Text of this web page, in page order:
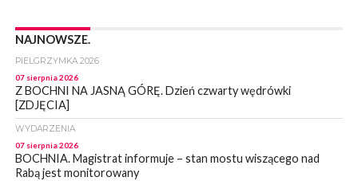
NAJNOWSZE.
PIELGRZYMKA 2026
07 sierpnia 2026
Z BOCHNI NA JASNĄ GÓRĘ. Dzień czwarty wędrówki
[ZDJĘCIA]
WYDARZENIA
07 sierpnia 2026
BOCHNIA. Magistrat informuje – stan mostu wiszącego nad
Rabą jest monitorowany